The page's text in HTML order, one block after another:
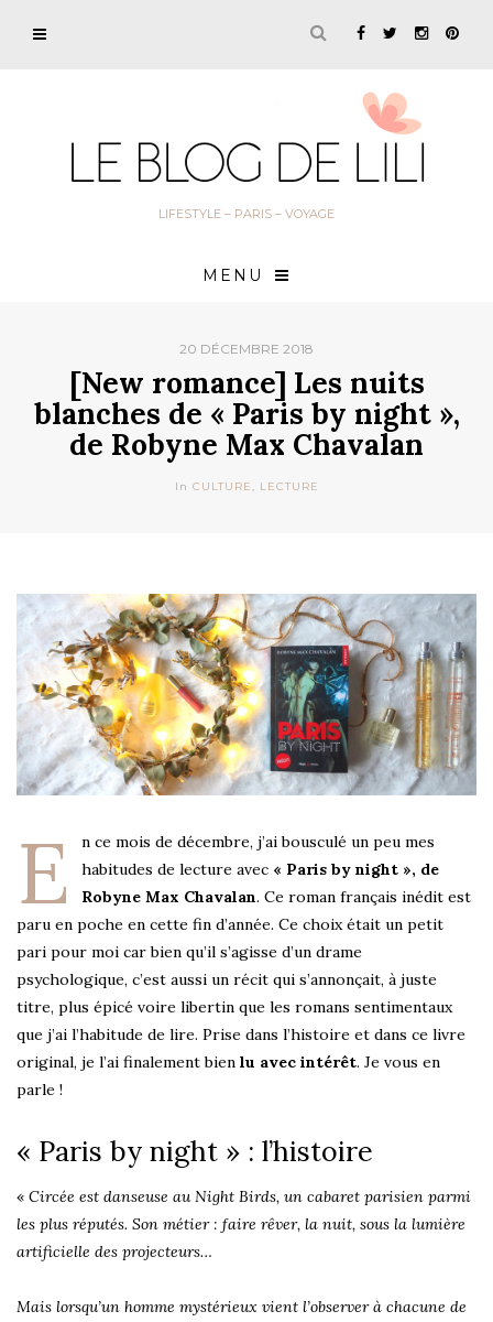
LIFESTYLE – PARIS – VOYAGE
MENU
20 DÉCEMBRE 2018
[New romance] Les nuits
blanches de « Paris by night »,
de Robyne Max Chavalan
In CULTURE, LECTURE
E
n ce mois de décembre, j’ai bousculé un peu mes
habitudes de lecture avec « Paris by night », de
Robyne Max Chavalan. Ce roman français inédit est
paru en poche en cette fin d’année. Ce choix était un petit
pari pour moi car bien qu’il s’agisse d’un drame
psychologique, c’est aussi un récit qui s’annonçait, à juste
titre, plus épicé voire libertin que les romans sentimentaux
que j’ai l’habitude de lire. Prise dans l’histoire et dans ce livre
original, je l’ai finalement bien lu avec intérêt. Je vous en
parle !
« Paris by night » : l’histoire
« Circée est danseuse au Night Birds, un cabaret parisien parmi
les plus réputés. Son métier : faire rêver, la nuit, sous la lumière
artificielle des projecteurs…
Mais lorsqu’un homme mystérieux vient l’observer à chacune de